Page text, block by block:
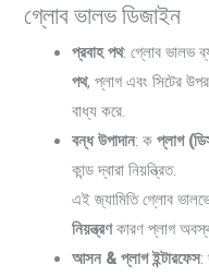
গ্লোব ভালভ ডিজাইন
প্রবাহ পথ: গ্লোব ভালভ
পথ, প্লাগ এবং সিটের
বাধ্য করে.
বন্ধ উপাদান: কপ্লাগ
কান্ড দ্বারা নিয়ন্ত্রিত.
এই জ্যামিতি গ্লোব
নিয়ন্ত্রণকারণ প্লাগ
আসন & প্লাগ ইন্টারফেস: